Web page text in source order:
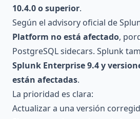
10.4.0 o superior.
Según el advisory oficial de
Platform no está afectado,
PostgreSQL sidecars. Splunk
Splunk Enterprise 9.4 y
están afectadas.
La prioridad es clara:
Actualizar a una versión